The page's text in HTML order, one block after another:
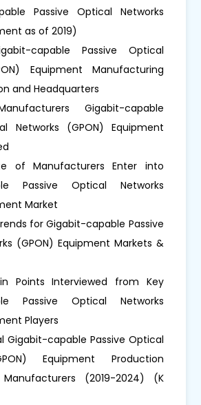
Passive Optical Networks
as of 2019)
capable Passive Optical
Equipment Manufacturing
and Headquarters
Gigabit-capable
Networks (GPON) Equipment
of Manufacturers Enter into
Passive Optical Networks
Market
for Gigabit-capable Passive
(GPON) Equipment Markets &
Points Interviewed from Key
Passive Optical Networks
Players
Gigabit-capable Passive Optical
Equipment Production
(2019-2024) (K